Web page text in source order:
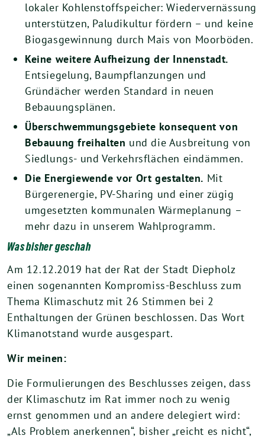
lokaler Kohlenstoffspeicher: Wiedervernässung
unterstützen, Paludikultur fördern – und keine
Biogasgewinnung durch Mais von Moorböden.
Keine weitere Aufheizung der Innenstadt.
Entsiegelung, Baumpflanzungen und
Gründächer werden Standard in neuen
Bebauungsplänen.
Überschwemmungsgebiete konsequent von
Bebauung freihalten und die Ausbreitung von
Siedlungs- und Verkehrsflächen eindämmen.
Die Energiewende vor Ort gestalten. Mit
Bürgerenergie, PV-Sharing und einer zügig
umgesetzten kommunalen Wärmeplanung –
mehr dazu in unserem Wahlprogramm.
Was bisher geschah
Am 12.12.2019 hat der Rat der Stadt Diepholz
einen sogenannten Kompromiss-Beschluss zum
Thema Klimaschutz mit 26 Stimmen bei 2
Enthaltungen der Grünen beschlossen. Das Wort
Klimanotstand wurde ausgespart.
Wir meinen:
Die Formulierungen des Beschlusses zeigen, dass
der Klimaschutz im Rat immer noch zu wenig
ernst genommen und an andere delegiert wird:
„Als Problem anerkennen“, bisher „reicht es nicht“,